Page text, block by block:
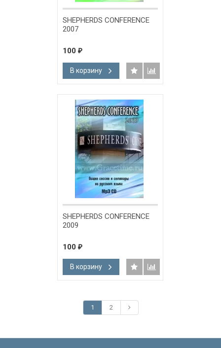
SHEPHERDS CONFERENCE
2007
100 ₽
В корзину
SHEPHERDS CONFERENCE
2009
100 ₽
В корзину
1 2